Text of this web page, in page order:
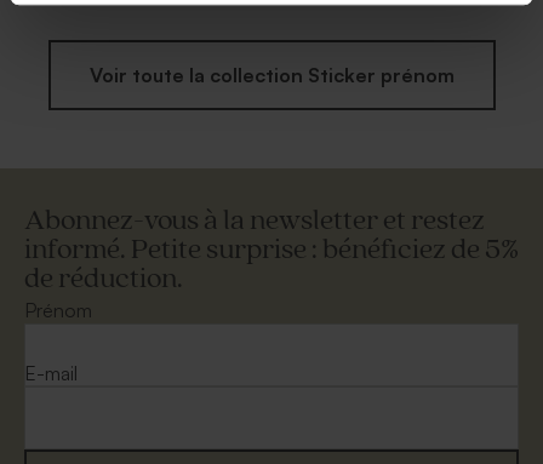
Voir toute la collection Sticker prénom
Abonnez-vous à la newsletter et restez
informé. Petite surprise : bénéficiez de 5%
de réduction.
Prénom
E-mail